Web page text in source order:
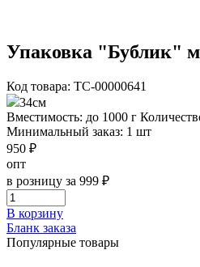
Упаковка "Бублик"
Код товара: ТС-00000641
34см
Вместимость: до 1000 г
Минимальный заказ: 1 шт
950 ₽
опт
в розницу за 999 ₽
В корзину
Бланк заказа
Популярные товары